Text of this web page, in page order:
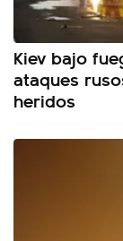
Kiev bajo
ataques
heridos